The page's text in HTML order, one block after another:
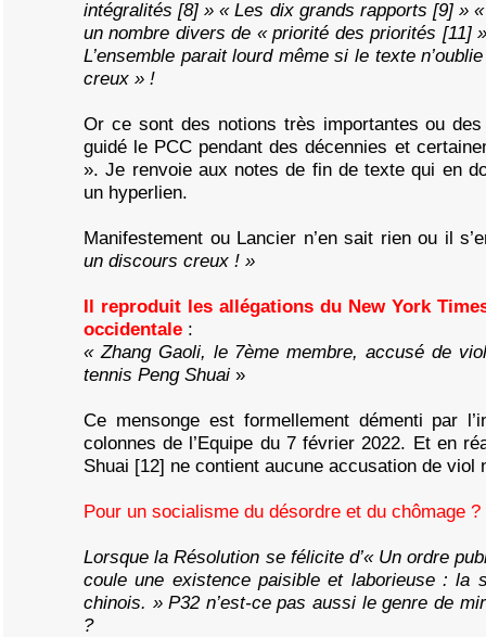
intégralités [8] » « Les dix grands rapports [9] »
un nombre divers de « priorité des priorités [11]
L’ensemble parait lourd même si le texte
creux » !
Or ce sont des notions très importantes ou
guidé le PCC pendant des décennies et
». Je renvoie aux notes de fin de texte qui en
un hyperlien.
Manifestement ou Lancier n’en sait rien ou il
un discours creux ! »
Il reproduit les allégations du New York
occidentale :
« Zhang Gaoli, le 7ème membre, accusé de
tennis Peng Shuai »
Ce mensonge est formellement démenti par
colonnes de l’Equipe du 7 février 2022. Et en
Shuai [12] ne contient aucune accusation de viol
Pour un socialisme du désordre et du chômage ?
Lorsque la Résolution se félicite d’« Un ordre
coule une existence paisible et laborieuse : la
chinois. » P32 n’est-ce pas aussi le genre de
?